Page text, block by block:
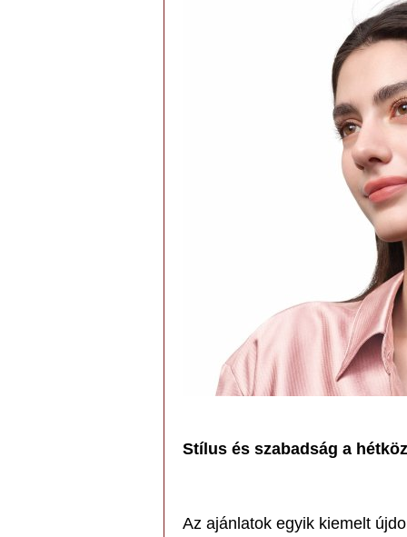
Stílus és szabadság a
Az ajánlatok egyik kiemelt